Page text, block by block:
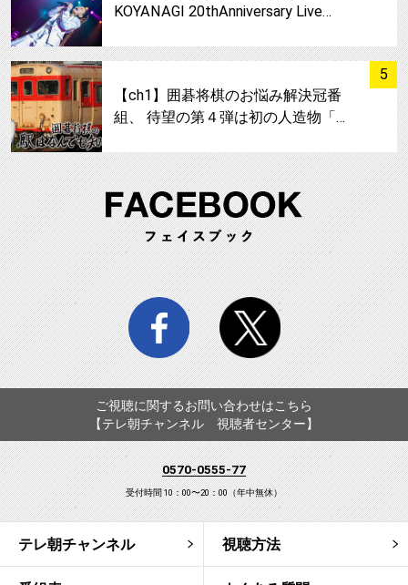
KOYANAGI 20thAnniversary Live…
5
サムネイル
【ch1】囲碁将棋のお悩み解決冠番
組、 待望の第４弾は初の人造物「…
facebook twitter
ご視聴に関するお問い合わせはこちら
【テレ朝チャンネル 視聴者センター】
0570-0555-77
受付時間 10：00〜20：00（年中無休）
テレ朝チャンネル 視聴方法